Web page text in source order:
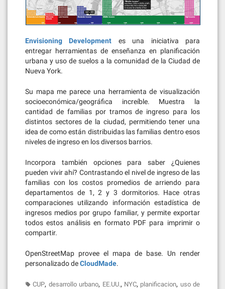
Envisioning Development es una iniciativa para
entregar herramientas de enseñanza en planificación
urbana y uso de suelos a la comunidad de la Ciudad de
Nueva York.
Su mapa me parece una herramienta de visualización
socioeconómica/geográfica increíble. Muestra la
cantidad de familias por tramos de ingreso para los
distintos sectores de la ciudad, permitiendo tener una
idea de como están distribuidas las familias dentro esos
niveles de ingreso en los diversos barrios.
Incorpora también opciones para saber ¿Quienes
pueden vivir ahí? Contrastando el nivel de ingreso de las
familias con los costos promedios de arriendo para
departamentos de 1, 2 y 3 dormitorios. Hace otras
comparaciones utilizando información estadística de
ingresos medios por grupo familiar, y permite exportar
todos estos análisis en formato PDF para imprimir o
compartir.
OpenStreetMap provee el mapa de base. Un render
personalizado deCloudMade.
CUP, desarrollo urbano, EE.UU., NYC, planificacion, uso de